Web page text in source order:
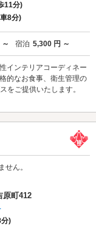
11分)
8分)
宿泊 5,300 円 ～
インテリアコーディネー
的なお食事、衛生管理の
をご提供いたします。
せん。
原町412
)